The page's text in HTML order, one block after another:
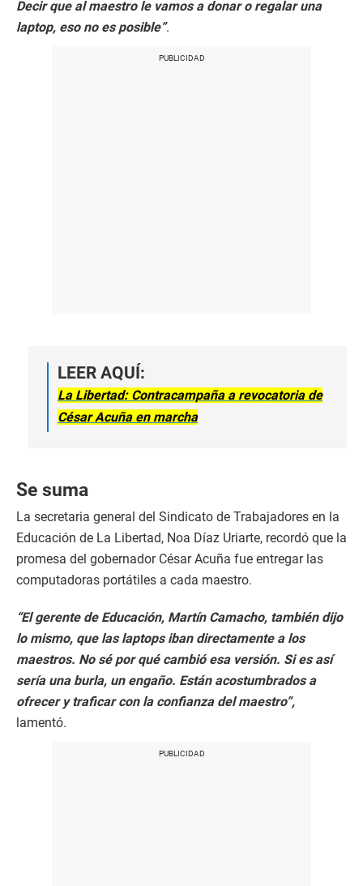
Decir que al maestro le vamos a donar o regalar una
laptop, eso no es posible”.
LEER AQUÍ:
La Libertad: Contracampaña a revocatoria de
César Acuña en marcha
Se suma
La secretaria general del Sindicato de Trabajadores en la
Educación de La Libertad, Noa Díaz Uriarte, recordó que la
promesa del gobernador César Acuña fue entregar las
computadoras portátiles a cada maestro.
“El gerente de Educación, Martín Camacho, también dijo
lo mismo, que las laptops iban directamente a los
maestros. No sé por qué cambió esa versión. Si es así
sería una burla, un engaño. Están acostumbrados a
ofrecer y traficar con la confianza del maestro”,
lamentó.